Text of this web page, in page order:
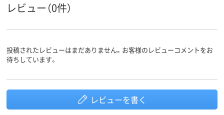
レビュー（0件）
投稿されたレビューはまだありません。お客様のレビューコメントをお
待ちしています。
レビューを書く